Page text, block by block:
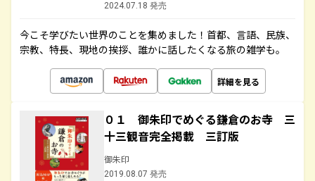
2024.07.18 発売
今こそ学びたい世界のことを集めました！首都、言語、民族、
宗教、特長、現地の挨拶、誰かに話したくなる旅の雑学も。
詳細を見る
０１ 御朱印でめぐる鎌倉のお寺 三
十三観音完全掲載 三訂版
御朱印
2019.08.07 発売